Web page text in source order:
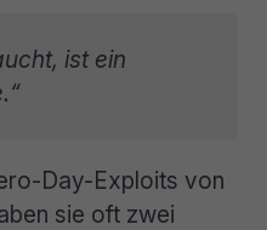
ist ein
Day-Exploits von
sie oft zwei